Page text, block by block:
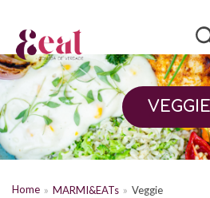
VEGGIE
Home MARMI&EATs Veggie